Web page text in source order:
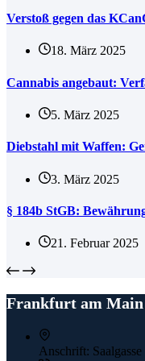
Verstoß gegen das
18. März 2025
Cannabis angebaut:
5. März 2025
Diebstahl mit Waffen:
3. März 2025
§ 184b StGB:
21. Februar 2025
Frankfurt am Main
Anschrift: